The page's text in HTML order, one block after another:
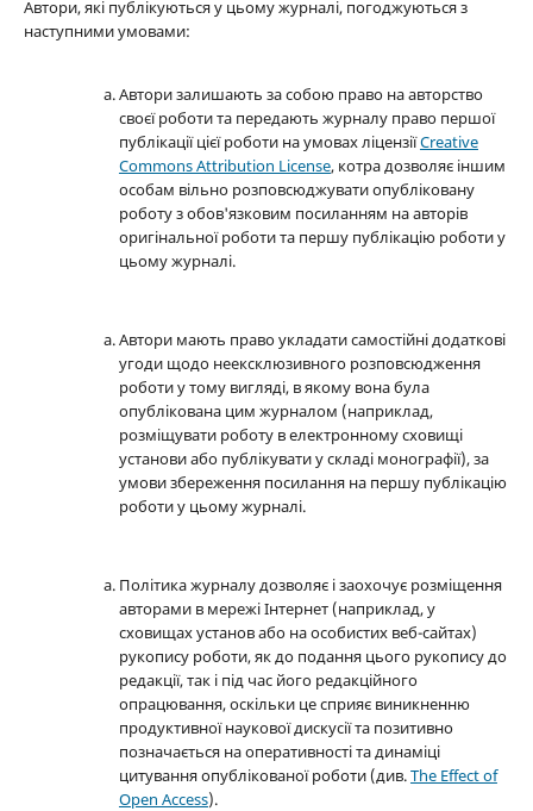
Автори, які публікуються у цьому журналі, погоджуються з
наступними умовами:
Автори залишають за собою право на авторство
своєї роботи та передають журналу право першої
публікації цієї роботи на умовах ліцензіїCreative
Commons Attribution License, котра дозволяє іншим
особам вільно розповсюджувати опубліковану
роботу з обов'язковим посиланням на авторів
оригінальної роботи та першу публікацію роботи у
цьому журналі.
Автори мають право укладати самостійні додаткові
угоди щодо неексклюзивного розповсюдження
роботи у тому вигляді, в якому вона була
опублікована цим журналом (наприклад,
розміщувати роботу в електронному сховищі
установи або публікувати у складі монографії), за
умови збереження посилання на першу публікацію
роботи у цьому журналі.
Політика журналу дозволяє і заохочує розміщення
авторами в мережі Інтернет (наприклад, у
сховищах установ або на особистих веб-сайтах)
рукопису роботи, як до подання цього рукопису до
редакції, так і під час його редакційного
опрацювання, оскільки це сприяє виникненню
продуктивної наукової дискусії та позитивно
позначається на оперативності та динаміці
цитування опублікованої роботи (див.The Effect of
Open Access).